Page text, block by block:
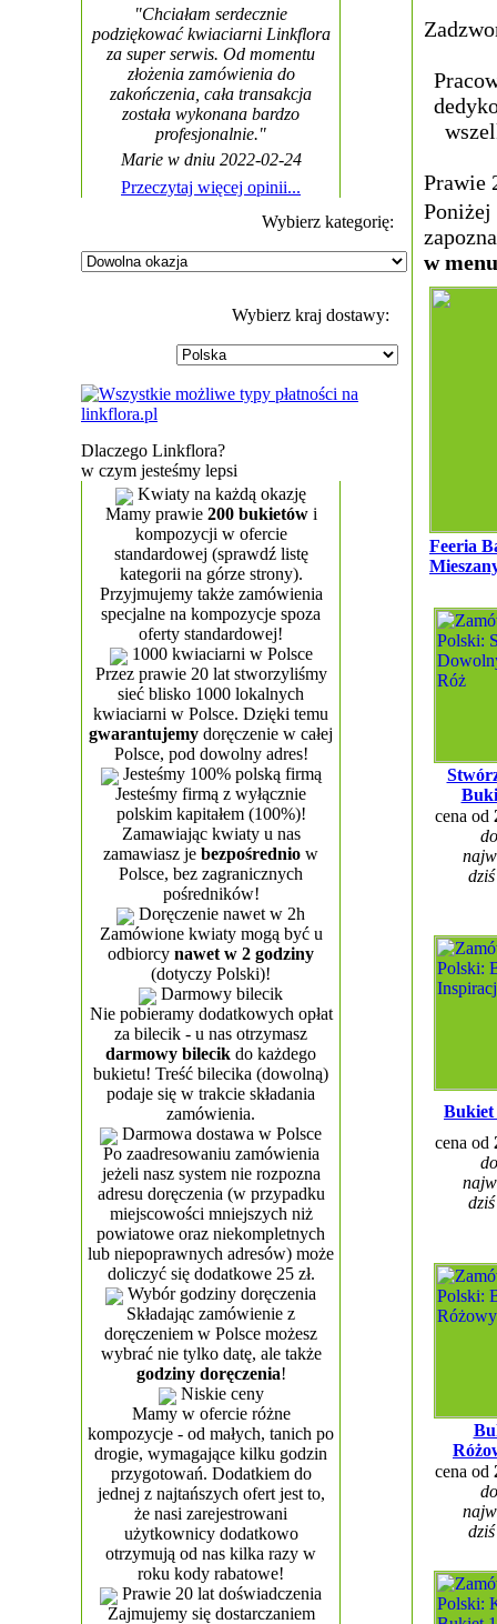
"Chciałam serdecznie
podziękować kwiaciarni Linkflora
za super serwis. Od momentu
złożenia zamówienia do
zakończenia, cała transakcja
została wykonana bardzo
profesjonalnie."
Marie w dniu 2022-02-24
Przeczytaj więcej opinii...
Wybierz kategorię:
Wybierz kraj dostawy:
Dlaczego Linkflora?
w czym jesteśmy lepsi
Kwiaty na każdą okazję
Mamy prawie 200 bukietówi
kompozycji w ofercie
standardowej (sprawdź listę
kategorii na górze strony).
Przyjmujemy także zamówienia
specjalne na kompozycje spoza
oferty standardowej!
1000 kwiaciarni w Polsce
Przez prawie 20 lat stworzyliśmy
sieć blisko 1000 lokalnych
kwiaciarni w Polsce. Dzięki temu
gwarantujemy doręczenie w całej
Polsce, pod dowolny adres!
Jesteśmy 100% polską firmą
Jesteśmy firmą z wyłącznie
polskim kapitałem (100%)!
Zamawiając kwiaty u nas
zamawiasz je bezpośrednio w
Polsce, bez zagranicznych
pośredników!
Doręczenie nawet w 2h
Zamówione kwiaty mogą być u
odbiorcy nawet w 2 godziny
(dotyczy Polski)!
Darmowy bilecik
Nie pobieramy dodatkowych opłat
za bilecik - u nas otrzymasz
darmowy bilecik do każdego
bukietu! Treść bilecika (dowolną)
podaje się w trakcie składania
zamówienia.
Darmowa dostawa w Polsce
Po zaadresowaniu zamówienia
jeżeli nasz system nie rozpozna
adresu doręczenia (w przypadku
miejscowości mniejszych niż
powiatowe oraz niekompletnych
lub niepoprawnych adresów) może
doliczyć się dodatkowe 25 zł.
Wybór godziny doręczenia
Składając zamówienie z
doręczeniem w Polsce możesz
wybrać nie tylko datę, ale także
godziny doręczenia!
Niskie ceny
Mamy w ofercie różne
kompozycje - od małych, tanich po
drogie, wymagające kilku godzin
przygotowań. Dodatkiem do
jednej z najtańszych ofert jest to,
że nasi zarejestrowani
użytkownicy dodatkowo
otrzymują od nas kilka razy w
roku kody rabatowe!
Prawie 20 lat doświadczenia
Zajmujemy się dostarczaniem
Prawie
Poniżej
w
Feeria
cena od
cena od
cena od